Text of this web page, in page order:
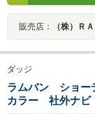
販売店： （株）ＲＡＭ’
ダッジ
ラムバン ショー
カラー 社外ナ